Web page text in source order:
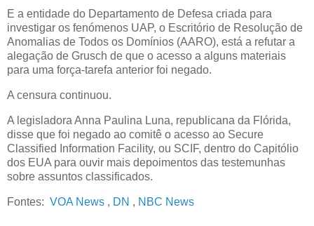
E a entidade do Departamento de Defesa criada para
investigar os fenómenos UAP, o Escritório de Resolução de
Anomalias de Todos os Domínios (AARO), está a refutar a
alegação de Grusch de que o acesso a alguns materiais
para uma força-tarefa anterior foi negado.
A censura continuou.
A legisladora Anna Paulina Luna, republicana da Flórida,
disse que foi negado ao comitê o acesso ao Secure
Classified Information Facility, ou SCIF, dentro do Capitólio
dos EUA para ouvir mais depoimentos das testemunhas
sobre assuntos classificados.
Fontes: VOA News , DN , NBC News